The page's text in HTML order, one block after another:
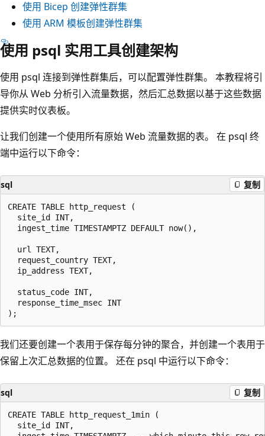
使用 Bicep 创建弹性群集
使用 ARM 模板创建弹性群集
使用 psql 实用工具创建架构
使用 psql 连接到弹性群集后，可以配置弹性群集。 本教程将引
导你从 Web 分析引入流量数据，然后汇总数据以基于这些数据
提供实时仪表板。
让我们创建一个使用所有原始 Web 流量数据的表。 在 psql 终
端中运行以下命令：
sql 复制
CREATE TABLE http_request (
  site_id INT,
  ingest_time TIMESTAMPTZ DEFAULT now(),
  url TEXT,
  request_country TEXT,
  ip_address TEXT,
  status_code INT,
  response_time_msec INT
我们还要创建一个表用于保存每分钟的聚合，并创建一个表用于
保留上次汇总数据的位置。 还在 psql 中运行以下命令：
sql 复制
CREATE TABLE http_request_1min (
  site_id INT,